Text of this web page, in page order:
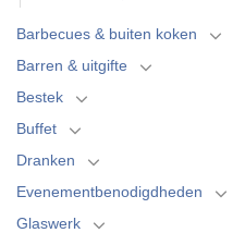
Barbecues & buiten koken
Barren & uitgifte
Bestek
Buffet
Dranken
Evenementbenodigdheden
Glaswerk